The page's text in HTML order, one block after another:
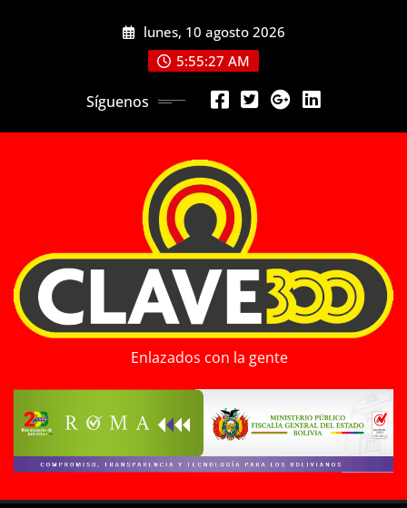
lunes, 10 agosto 2026
5:55:29 AM
Síguenos
Enlazados con la gente